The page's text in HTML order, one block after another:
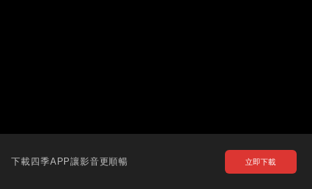
下載四季APP讓影音更順暢 立即下載